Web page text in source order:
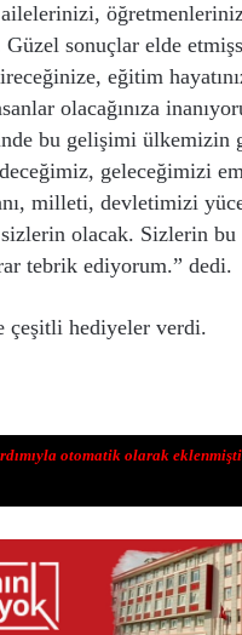
sonuçlar elde
eğitim
olacağınıza
bu gelişimi ülkemizin
geleceğimizi
milleti, devletimizi
olacak. Sizlerin
tebrik ediyorum.” dedi.
çeşitli hediyeler verdi.
otomatik olarak